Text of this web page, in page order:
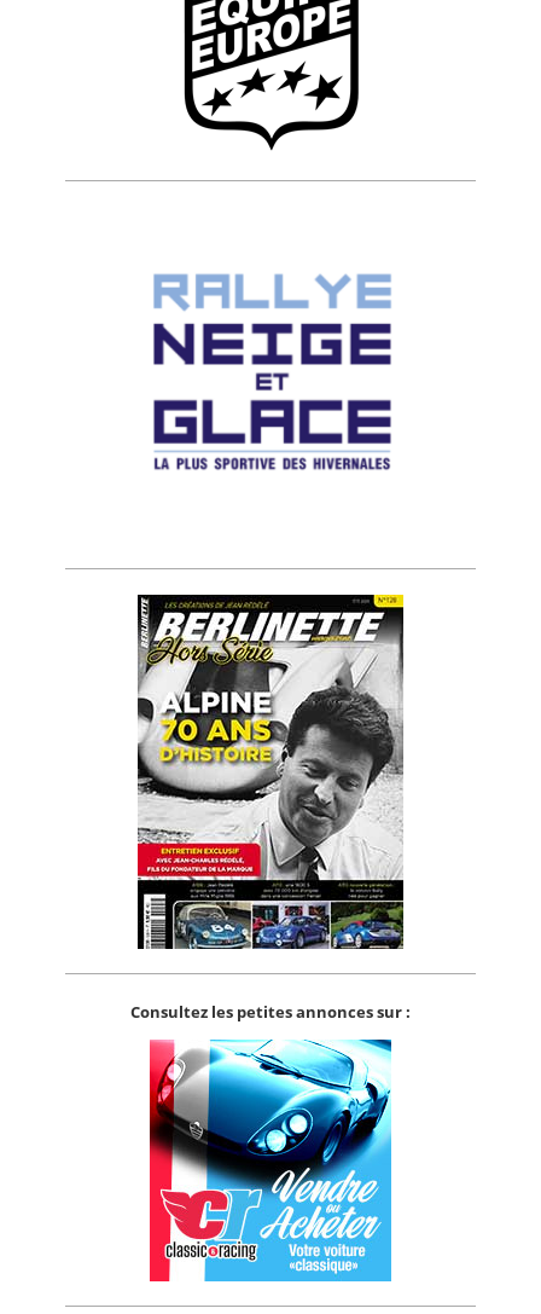
Consultez les petites annonces sur :